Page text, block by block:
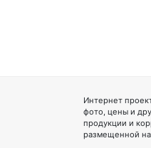
Интернет
фото, цены и
продукции и
размещенной на